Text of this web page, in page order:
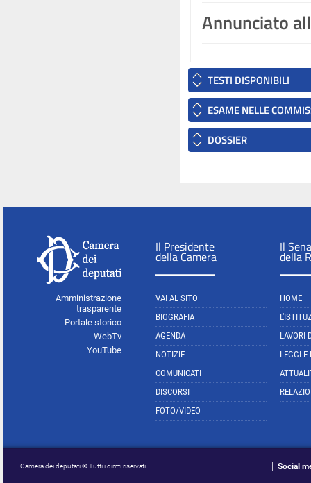
Annunciato
TESTI DISPONIBILI
ESAME NELLE
DOSSIER
Amministrazione
trasparente
Portale storico
WebTv
YouTube
Il Presidente
della Camera
VAI AL SITO
BIOGRAFIA
AGENDA
NOTIZIE
COMUNICATI
DISCORSI
FOTO/VIDEO
Il
della
HOME
LAVORI
LEGGI E
Camera dei deputati © Tutti i diritti riservati Social